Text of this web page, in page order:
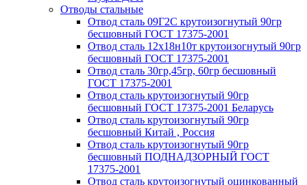
Отводы стальные
Отвод сталь 09Г2С крутоизогнутый 90гр
бесшовный ГОСТ 17375-2001
Отвод сталь 12х18н10т крутоизогнутый 90гр
бесшовный ГОСТ 17375-2001
Отвод сталь 30гр,45гр, 60гр бесшовный
ГОСТ 17375-2001
Отвод сталь крутоизогнутый 90гр
бесшовный ГОСТ 17375-2001 Беларусь
Отвод сталь крутоизогнутый 90гр
бесшовный Китай , Россия
Отвод сталь крутоизогнутый 90гр
бесшовный ПОДНАДЗОРНЫЙ ГОСТ
17375-2001
Отвод сталь крутоизогнутый оцинкованный